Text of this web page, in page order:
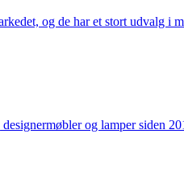
og de har et stort udvalg i
og lamper siden